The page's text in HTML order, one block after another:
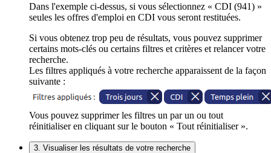
Dans l'exemple ci-dessus, si vous sélectionnez « CDI (941) »
seules les offres d'emploi en CDI vous seront restituées.
Si vous obtenez trop peu de résultats, vous pouvez supprimer
certains mots-clés ou certains filtres et critères et relancer votre
recherche.
Les filtres appliqués à votre recherche apparaissent de la façon
suivante :
Vous pouvez supprimer les filtres un par un ou tout
réinitialiser en cliquant sur le bouton « Tout réinitialiser ».
3. Visualiser les résultats de votre recherche